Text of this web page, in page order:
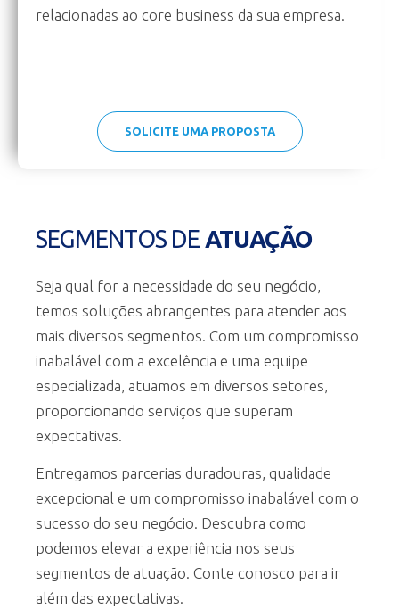
relacionadas ao core business da sua empresa.
SOLICITE UMA PROPOSTA
SEGMENTOS DE ATUAÇÃO
Seja qual for a necessidade do seu negócio,
temos soluções abrangentes para atender aos
mais diversos segmentos. Com um compromisso
inabalável com a excelência e uma equipe
especializada, atuamos em diversos setores,
proporcionando serviços que superam
expectativas.
Entregamos parcerias duradouras, qualidade
excepcional e um compromisso inabalável com o
sucesso do seu negócio. Descubra como
podemos elevar a experiência nos seus
segmentos de atuação. Conte conosco para ir
além das expectativas.